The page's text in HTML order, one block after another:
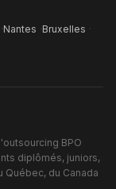
·Nantes ·Bruxelles ·
BPO
diplômés, juniors,
du Canada